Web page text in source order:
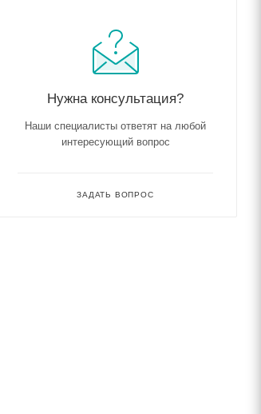
Нужна консультация?
Наши специалисты ответят на любой
интересующий вопрос
ЗАДАТЬ ВОПРОС